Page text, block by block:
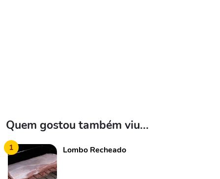
Quem gostou também viu...
1 Lombo Recheado